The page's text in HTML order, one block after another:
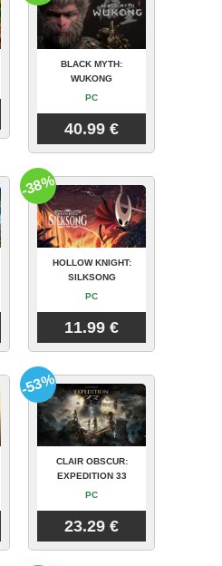
BLACK MYTH:
WUKONG
PC
40.99 €
HOLLOW KNIGHT:
SILKSONG
PC
11.99 €
-38%
CLAIR OBSCUR:
EXPEDITION 33
PC
23.29 €
-53%